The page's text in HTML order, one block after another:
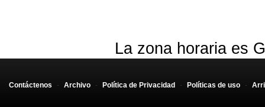
La zona horaria es
Contáctenos - Archivo - Política de Privacidad - Políticas de uso -